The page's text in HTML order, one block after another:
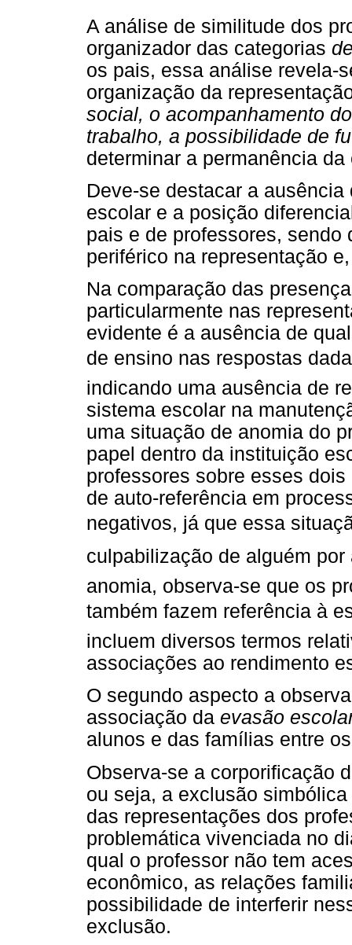
A análise de similitude dos
organizador das categorias
os pais, essa análise revela-
organização da
social, o acompanhamento
trabalho, a possibilidade de
determinar a permanência
Deve-se destacar a
escolar e a posição
pais e de professores, sendo
periférico na representação
Na comparação das
particularmente nas
evidente é a ausência de
de ensino nas respostas
indicando uma ausência de
sistema escolar na
uma situação de anomia do
papel dentro da instituição
professores sobre esses
de auto-referência em
negativos, já que essa
culpabilização de alguém
anomia, observa-se que os
também fazem referência à
incluem diversos termos
associações ao rendimento
O segundo aspecto a
associação da evasão
alunos e das famílias entre
Observa-se a corporificação
ou seja, a exclusão
das representações dos
problemática vivenciada no
qual o professor não tem
econômico, as relações
possibilidade de interferir
exclusão.